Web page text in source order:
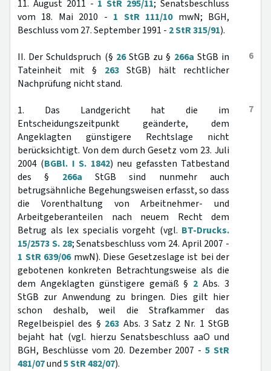
11. August 2011 - 1 StR 295/11; Senatsbeschluss
vom 18. Mai 2010 - 1 StR 111/10mwN; BGH,
Beschluss vom 27. September 1991 - 2 StR 315/91).
6
II. Der Schuldspruch (§ 26StGB zu § 266a StGB in
Tateinheit mit § 263StGB) hält rechtlicher
Nachprüfung nicht stand.
7
1. Das Landgericht hat die im
Entscheidungszeitpunkt geänderte, dem
Angeklagten günstigere Rechtslage nicht
berücksichtigt. Von dem durch Gesetz vom 23. Juli
2004 (BGBl. I S. 1842) neu gefassten Tatbestand
des § 266a StGB sind nunmehr auch
betrugsähnliche Begehungsweisen erfasst, so dass
die Vorenthaltung von Arbeitnehmer- und
Arbeitgeberanteilen nach neuem Recht dem
Betrug als lex specialis vorgeht (vgl. BT-Drucks.
15/2573 S. 28; Senatsbeschluss vom 24. April 2007 -
1 StR 639/06mwN). Diese Gesetzeslage ist bei der
gebotenen konkreten Betrachtungsweise als die
dem Angeklagten günstigere gemäß § 2 Abs. 3
StGB zur Anwendung zu bringen. Dies gilt hier
schon deshalb, weil die Strafkammer das
Regelbeispiel des § 263 Abs. 3 Satz 2 Nr. 1 StGB
bejaht hat (vgl. hierzu Senatsbeschluss aaO und
BGH, Beschlüsse vom 20. Dezember 2007 -5 StR
481/07und5 StR 482/07).